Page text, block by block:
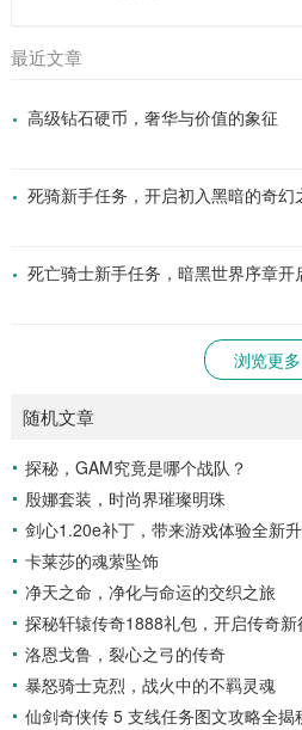
最近文章
高级钻石硬币，奢华与价值的象征
死骑新手任务，开启初入黑暗的奇幻
死亡骑士新手任务，暗黑世界序章开
浏览更多
随机文章
探秘，GAM究竟是哪个战队？
殷娜套装，时尚界璀璨明珠
剑心1.20e补丁，带来游戏体验全新
卡莱莎的魂萦坠饰
净天之命，净化与命运的交织之旅
探秘轩辕传奇1888礼包，开启传奇新
洛恩戈鲁，裂心之弓的传奇
暴怒骑士克烈，战火中的不羁灵魂
仙剑奇侠传 5 支线任务图文攻略全揭